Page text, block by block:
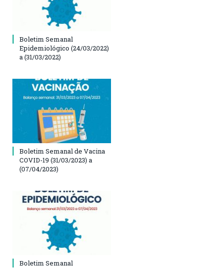
Boletim Semanal
Epidemiológico (24/03/2022)
a (31/03/2022)
Boletim Semanal de Vacina
COVID-19 (31/03/2023) a
(07/04/2023)
Boletim Semanal